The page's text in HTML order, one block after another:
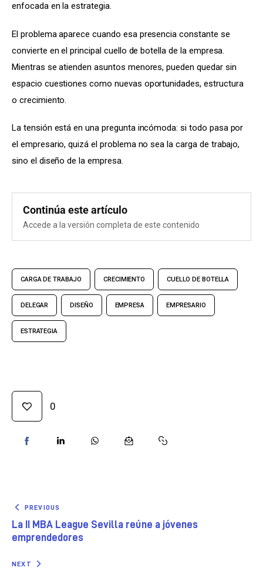
enfocada en la estrategia.
El problema aparece cuando esa presencia constante se
convierte en el principal cuello de botella de la empresa.
Mientras se atienden asuntos menores, pueden quedar sin
espacio cuestiones como nuevas oportunidades, estructura
o crecimiento.
La tensión está en una pregunta incómoda: si todo pasa por
el empresario, quizá el problema no sea la carga de trabajo,
sino el diseño de la empresa.
Continúa este artículo
Accede a la versión completa de este contenido
CARGA DE TRABAJO CRECIMIENTO CUELLO DE BOTELLA
DELEGAR DISEÑO EMPRESA EMPRESARIO
ESTRATEGIA
0
PREVIOUS
La II MBA League Sevilla reúne a jóvenes
emprendedores
NEXT